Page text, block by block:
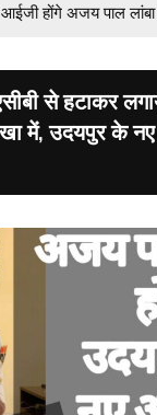
होंगे अजय पाल लांबा
से हटाकर
में, उदयपुर के